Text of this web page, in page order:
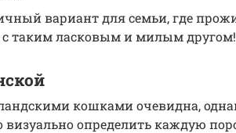
вариант для семьи, где
с таким ласковым и милым другом!
кошками очевидна,
определить каждую